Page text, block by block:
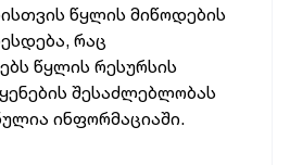
წყლის მიწოდების
რაც
წყლის რესურსის
შესაძლებლობას
ინფორმაციაში.